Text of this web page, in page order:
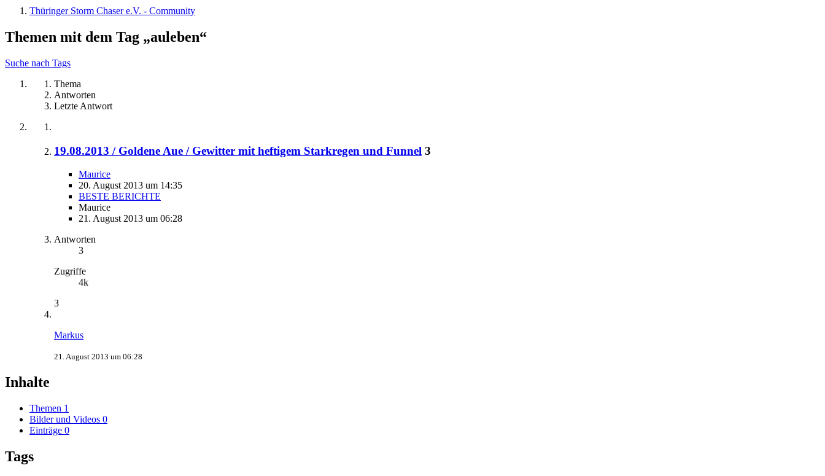
Thüringer Storm Chaser e.V. - Community
Themen mit dem Tag „auleben“
Suche nach Tags
Thema
Antworten
Letzte Antwort
19.08.2013 / Goldene Aue / Gewitter mit heftigem Starkregen und Funnel 3
Maurice
20. August 2013 um 14:35
BESTE BERICHTE
Maurice
21. August 2013 um 06:28
Antworten
3
Zugriffe
4k
3
Markus
21. August 2013 um 06:28
Inhalte
Themen 1
Bilder und Videos 0
Einträge 0
Tags